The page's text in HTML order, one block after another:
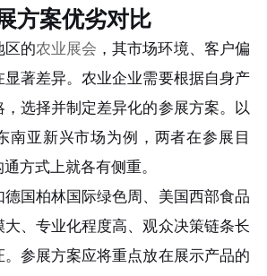
方案优劣对比
的农业展会 ，其市场环境、客户偏
著差异。农业企业需要根据自身产
选择并制定差异化的参展方案。以
南亚新兴市场为例，两者在参展目
方式上就各有侧重。
柏林国际绿色周、美国西部食品
大、专业化程度高、观众决策链条长
。参展方案应将重点放在展示产品的